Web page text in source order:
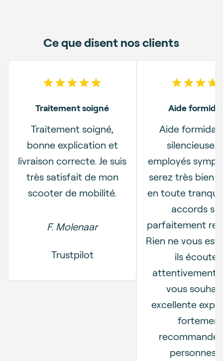
Ce que disent nos clients
5 out of 5 stars
Traitement soigné
Traitement soigné,
bonne explication et
livraison correcte. Je suis
très satisfait de mon
scooter de mobilité.
F. Molenaar
Trustpilot
5 out
Aide
Aide
silencieuse.
employés
serez très bien
en toute
accords
parfaitement
Rien ne vous est
ils
attentivement
vous
excellente
fortement
personnes